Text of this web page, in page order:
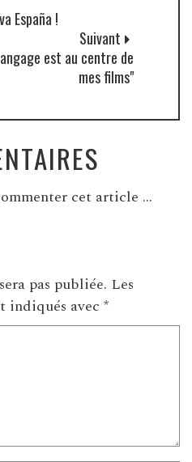
España !
Suivant
est au centre de
mes films"
cet article ...
pas publiée. Les
indiqués avec *